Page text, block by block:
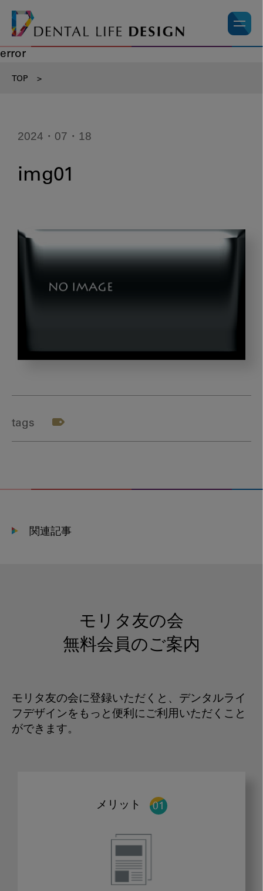
error
TOP >
2024・07・18
img01
tags
関連記事
モリタ友の会
無料会員のご案内
モリタ友の会に登録いただくと、デンタルライ
フデザインをもっと便利にご利用いただくこと
ができます。
メリット